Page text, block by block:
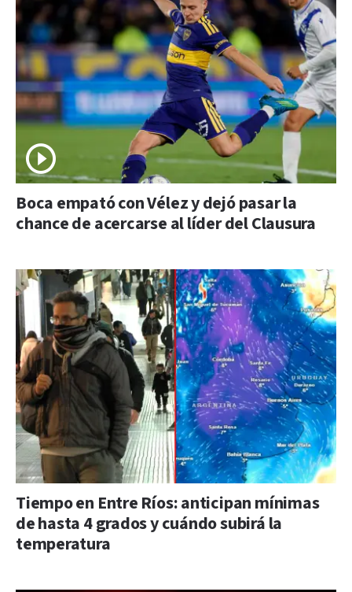
Boca empató con Vélez y dejó pasar la
chance de acercarse al líder del Clausura
Tiempo en Entre Ríos: anticipan mínimas
de hasta 4 grados y cuándo subirá la
temperatura